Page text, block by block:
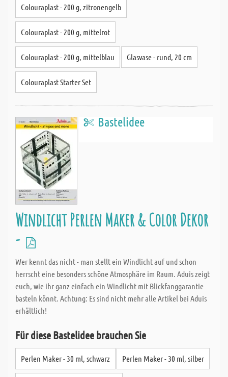
Colouraplast - 200 g, zitronengelb
Colouraplast - 200 g, mittelrot
Colouraplast - 200 g, mittelblau Glasvase - rund, 20 cm
Colouraplast Starter Set
Bastelidee
Windlicht Perlen Maker & Color Dekor
-
Wer kennt das nicht - man stellt ein Windlicht auf und schon
herrscht eine besonders schöne Atmosphäre im Raum. Aduis zeigt
euch, wie ihr ganz einfach ein Windlicht mit Blickfanggarantie
basteln könnt. Achtung: Es sind nicht mehr alle Artikel bei Aduis
erhältlich!
Für diese Bastelidee brauchen Sie
Perlen Maker - 30 ml, schwarz Perlen Maker - 30 ml, silber